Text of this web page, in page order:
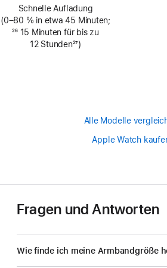
Schnelle Aufladung
(0–80 % in etwa 45 Minuten;
Fußnote
2615 Minuten für bis zu
12 Stunden27)
Alle Modelle
Apple Watch
Fragen und Antworten
Wie finde ich meine Armbandgröße